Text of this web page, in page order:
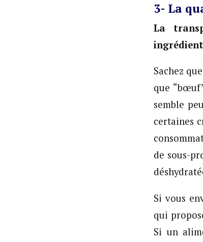
3- La
La
Sachez
que
semble
certaines
de sous-
Si vous
qui
Si un